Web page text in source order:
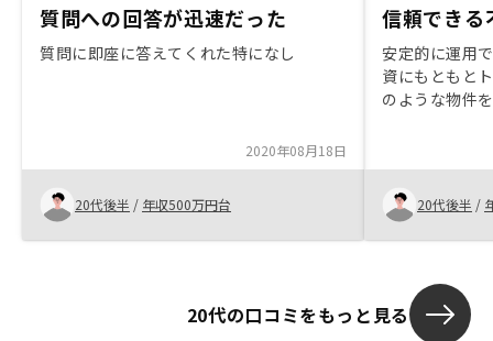
質問への回答が迅速だった
質問に即座に答えてくれた特になし
2020年08月18日
20代後半 / 年収500万円台
信頼できる
安定的に運用
資にもともと
のような物件
た。RENOSY
たなサービス
投資を始める
20代後半 /
20代の口コミをもっと見る